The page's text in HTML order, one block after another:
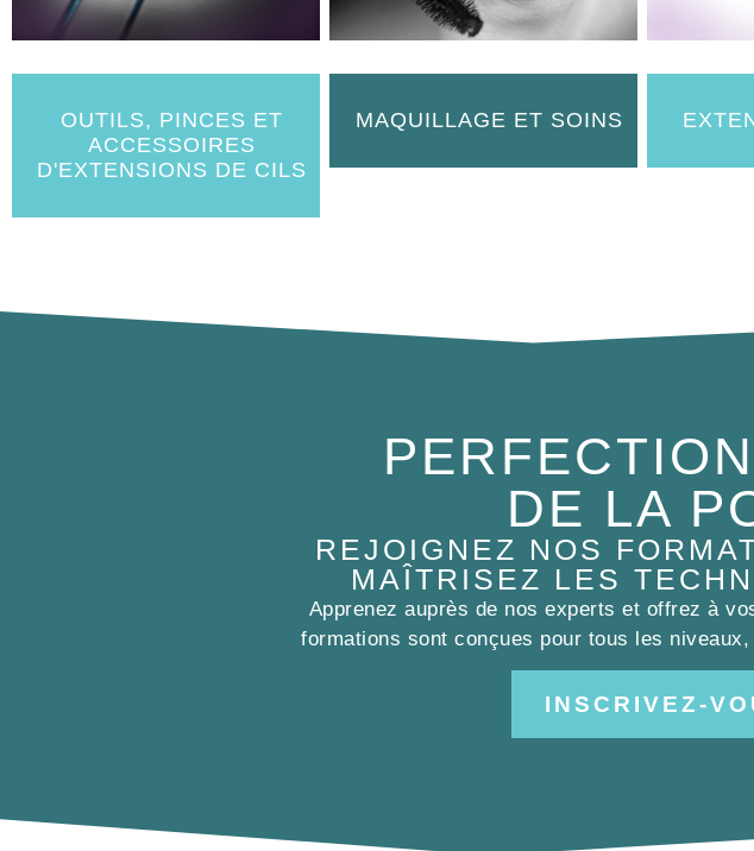
OUTILS, PINCES ET
ACCESSOIRES
D'EXTENSIONS DE CILS
MAQUILLAGE ET SOINS
DE LA
REJOIGNEZ NOS
MAÎTRISEZ LES
Apprenez auprès de nos experts et offrez à
formations sont conçues pour tous les
INSCRIVEZ-